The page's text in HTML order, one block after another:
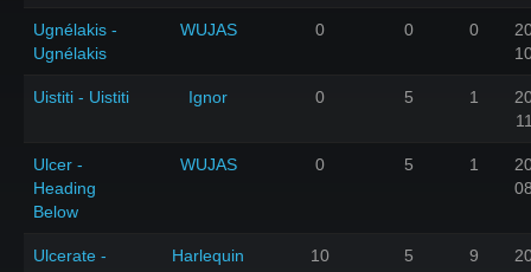
Ugnélakis -
Ugnélakis
WUJAS 0 0 0
Uistiti - Uistiti Ignor 0 5 1
Ulcer -
Heading
Below
WUJAS 0 5 1
Ulcerate -
Harlequin 10 5 9